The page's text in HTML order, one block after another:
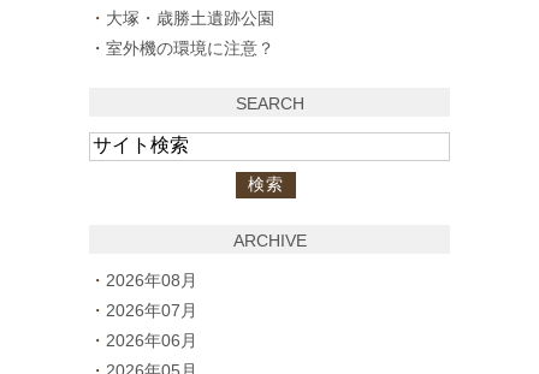
大塚・歳勝土遺跡公園
室外機の環境に注意？
SEARCH
ARCHIVE
2026年08月
2026年07月
2026年06月
2026年05月